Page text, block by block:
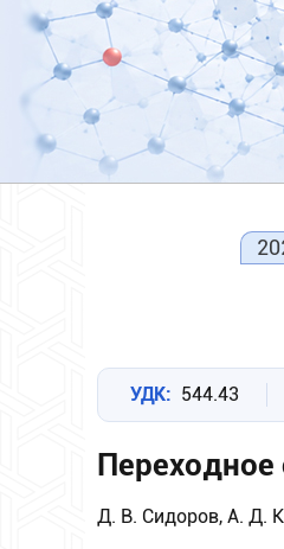
Перейти
основному
содержанию
УДК 544.43
Переходное
Д. В. Сидоров, А. Д.